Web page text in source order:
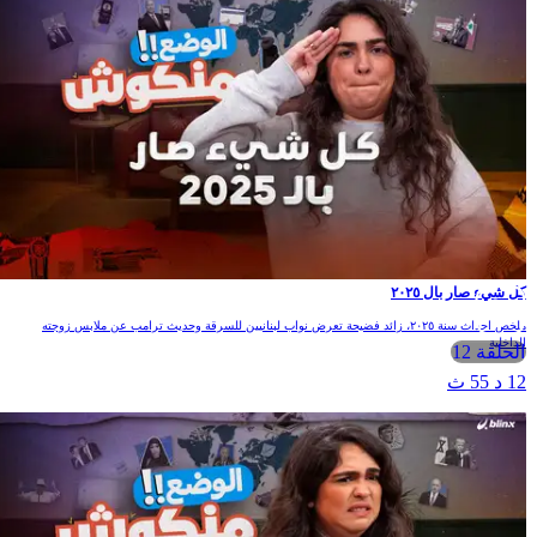
الحلقة 12
كل شيء صار بال ٢٠٢٥
ملخص احداث سنة ٢٠٢٥، زائد فضيحة تعرض نواب لبنانيين للسرقة وحديث ترامب عن ملابس زوجته
الداخلية
12 د 55 ث